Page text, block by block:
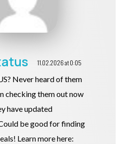
11.02.2026 at 0:05
Never heard of them
checking them out now
have updated
be good for finding
Learn more here: